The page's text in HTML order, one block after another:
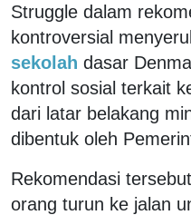
Struggle dalam
kontroversial
sekolah dasar
kontrol sosial terkait
dari latar belakang
dibentuk oleh
Rekomendasi
orang turun ke jalan